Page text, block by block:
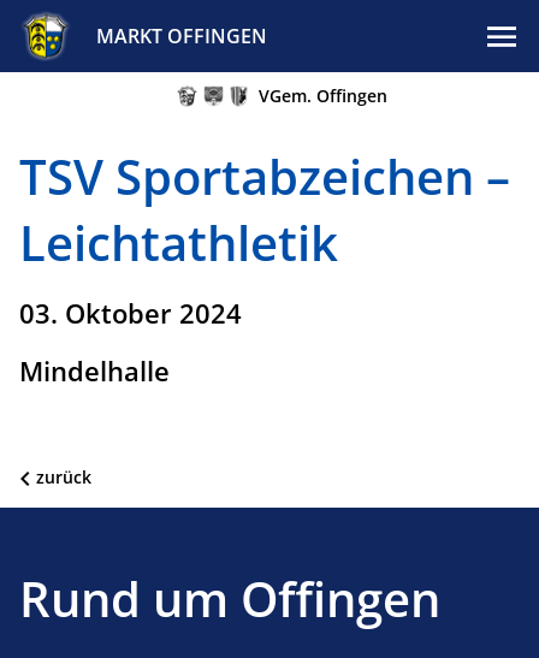
MARKT OFFINGEN
VGem. Offingen
TSV Sportabzeichen –
Leichtathletik
03. Oktober 2024
Mindelhalle
zurück
Rund um Offingen